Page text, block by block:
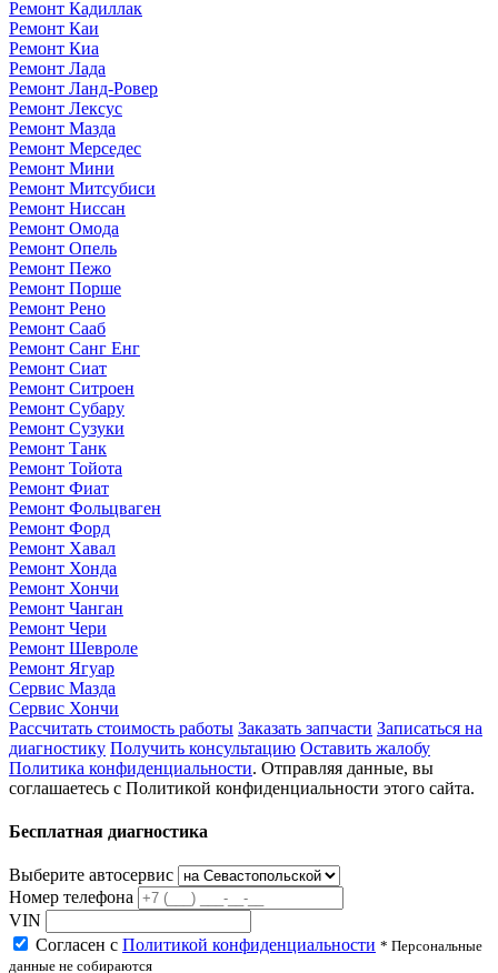
Ремонт Кадиллак
Ремонт Каи
Ремонт Киа
Ремонт Лада
Ремонт Ланд-Ровер
Ремонт Лексус
Ремонт Мазда
Ремонт Мерседес
Ремонт Мини
Ремонт Митсубиси
Ремонт Ниссан
Ремонт Омода
Ремонт Опель
Ремонт Пежо
Ремонт Порше
Ремонт Рено
Ремонт Сааб
Ремонт Санг Енг
Ремонт Сиат
Ремонт Ситроен
Ремонт Субару
Ремонт Сузуки
Ремонт Танк
Ремонт Тойота
Ремонт Фиат
Ремонт Фольцваген
Ремонт Форд
Ремонт Хавал
Ремонт Хонда
Ремонт Хончи
Ремонт Чанган
Ремонт Чери
Ремонт Шевроле
Ремонт Ягуар
Сервис Мазда
Сервис Хончи
Рассчитать стоимость работы Заказать запчасти Записаться на
диагностику Получить консультацию Оставить жалобу
Политика конфиденциальности. Отправляя данные, вы
соглашаетесь с Политикой конфиденциальности этого сайта.
Бесплатная диагностика
Выберите автосервис
Номер телефона
VIN
Согласен с Политикой конфиденциальности * Персональные
данные не собираются